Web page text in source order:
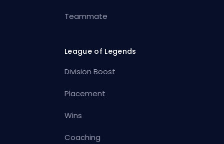
Teammate
League of Legends
Division Boost
Placement
Wins
Coaching